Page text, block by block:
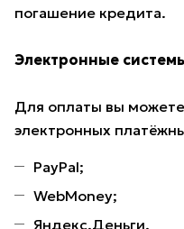
погашение кредита.
Электронные
Для оплаты вы
электронных
PayPal;
WebMoney;
Яндекс.Деньги.